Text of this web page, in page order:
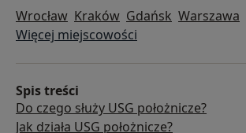
Wrocław Kraków Gdańsk Warszawa
Więcej miejscowości
Spis treści
Do czego służy USG położnicze?
Jak działa USG położnicze?